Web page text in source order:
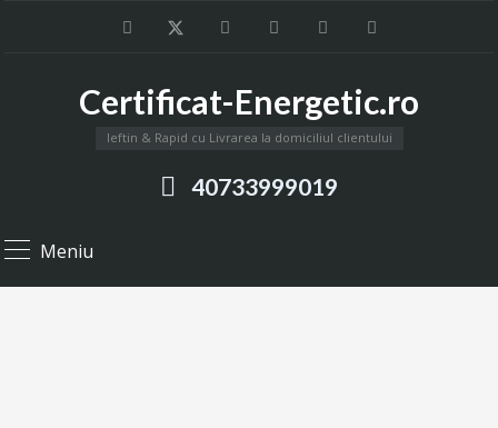
Certificat-Energetic.ro
Ieftin & Rapid cu Livrarea la domiciliul clientului
40733999019
Meniu